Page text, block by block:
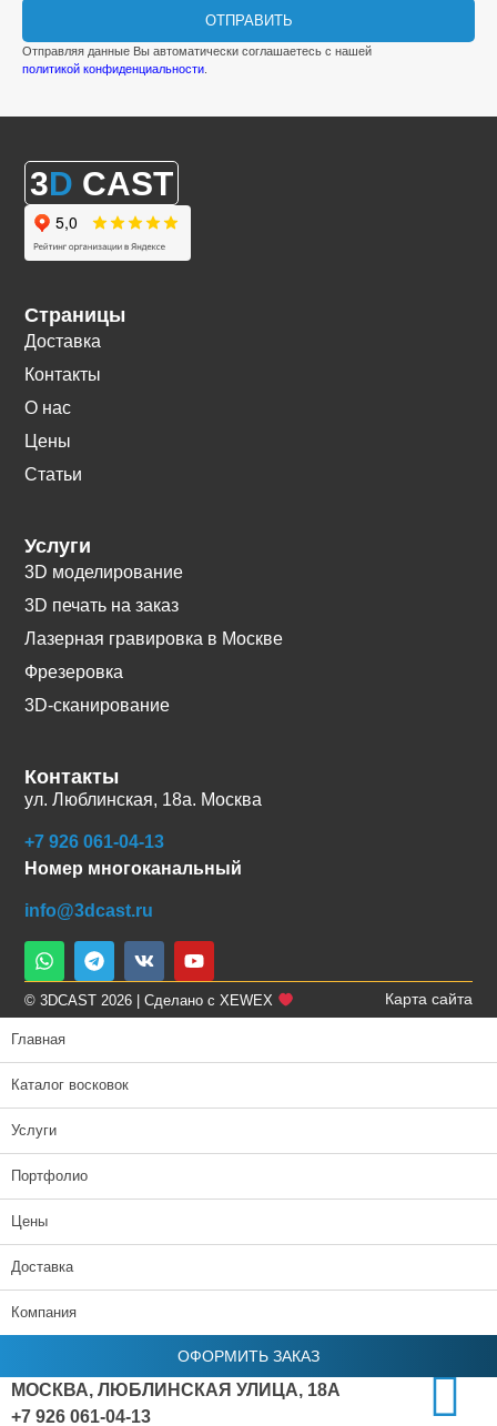
ОТПРАВИТЬ
Отправляя данные Вы автоматически соглашаетесь с нашей
политикой конфиденциальности
3D CAST
Страницы
Доставка
Контакты
О нас
Цены
Статьи
Услуги
3D моделирование
3D печать на заказ
Лазерная гравировка в Москве
Фрезеровка
3D-сканирование
Контакты
ул. Люблинская, 18а. Москва
+7 926 061-04-13
Номер многоканальный
info@3dcast.ru
© 3DCAST 2026 | Сделано с XEWEX Карта сайта
Главная
Каталог восковок
Услуги
Портфолио
Цены
Доставка
Компания
ОФОРМИТЬ ЗАКАЗ
МОСКВА, ЛЮБЛИНСКАЯ УЛИЦА, 18А
+7 926 061-04-13